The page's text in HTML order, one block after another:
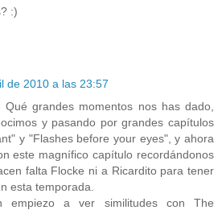
:)
de 2010 a las 23:57
Qué grandes momentos nos has dado,
y pasando por grandes capítulos
y "Flashes before your eyes", y ahora
este magnífico capítulo recordándonos
falta Flocke ni a Ricardito para tener
esta temporada.
empiezo a ver similitudes con The